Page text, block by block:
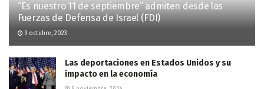
“Es nuestro 11 de septiembre” admiten desde las
Fuerzas de Defensa de Israel (FDI)
9 octubre, 2023
Las deportaciones en Estados Unidos y su
impacto en la economía